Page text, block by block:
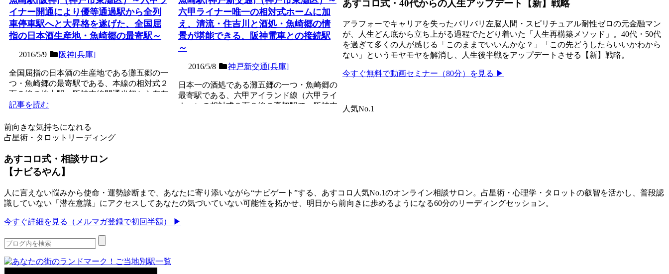
イナー開通により優等通過駅から全列
車停車駅へと大昇格を遂げた、全国屈
指の日本酒生産地・魚崎郷の最寄駅～
2016/5/9 阪神[兵庫]
全国屈指の日本酒の生産地である灘五郷の一
つ・魚崎郷の最寄駅である、本線の相対式２
面２線の地上駅。阪神本線開通当初から存在
する非常に歴史ある駅...
記事を読む
六甲ライナー唯一の相対式ホームに加
え、清流・住吉川と酒処・魚崎郷の情
景が堪能できる、阪神電車との接続駅
～
2016/5/8 神戸新交通[兵庫]
日本一の酒処である灘五郷の一つ・魚崎郷の
最寄駅である、六甲アイランド線（六甲ライ
ナー）の相対式２面２線の高架駅で、阪神本
あすコロ式・40代からの人生アップデート【新】戦略
アラフォーでキャリアを失ったバリバリ左脳人間・スピリチュアル耐性ゼロの元金融マン
が、人生どん底から立ち上がる過程でたどり着いた「人生再構築メソッド」。40代・50代
を過ぎて多くの人が感じる「このままでいいんかな？」「この先どうしたらいいかわから
ない」というモヤモヤを解消し、人生後半戦をアップデートさせる【新】戦略。
今すぐ無料で動画セミナー（80分）を見る ▶
人気No.1
前向きな気持ちになれる
占星術・タロットリーディング
あすコロ式・相談サロン
【ナビるやん】
人に言えない悩みから使命・運勢診断まで、あなたに寄り添いながら“ナビゲート”する、あすコロ人気No.1のオンライン相談サロン。占星術・心理学・タロットの叡智を活かし、普段認
識していない「潜在意識」にアクセスしてあなたの気づいていない可能性を拓かせ、明日から前向きに歩めるようになる60分のリーディングセッション。
今すぐ詳細を見る（メルマガ登録で初回半額） ▶